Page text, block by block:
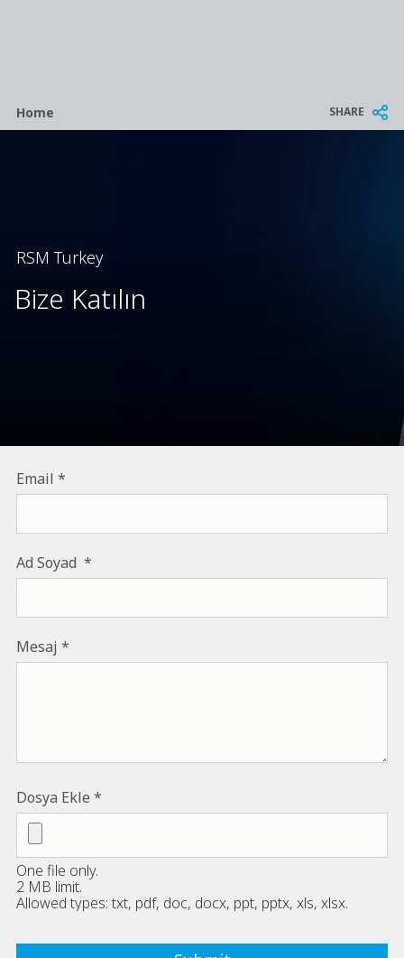
Breadcrumb
Home SHARE
RSM Turkey
Bize Katılın
Email
Ad Soyad
Mesaj
Dosya Ekle
One file only.
2 MB limit.
Allowed types: txt, pdf, doc, docx, ppt, pptx, xls, xlsx.